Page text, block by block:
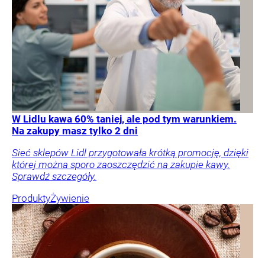
W Lidlu kawa 60% taniej, ale pod tym warunkiem.
Na zakupy masz tylko 2 dni
Sieć sklepów Lidl przygotowała krótką promocję, dzięki
której można sporo zaoszczędzić na zakupie kawy.
Sprawdź szczegóły.
ProduktyŻywienie